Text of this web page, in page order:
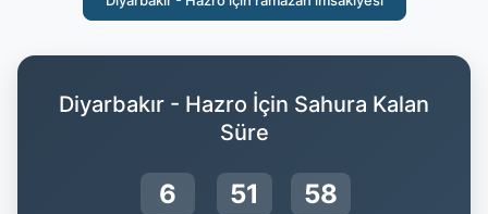
Diyarbakır - Hazro İçin Sahura Kalan
Süre
6 51 58